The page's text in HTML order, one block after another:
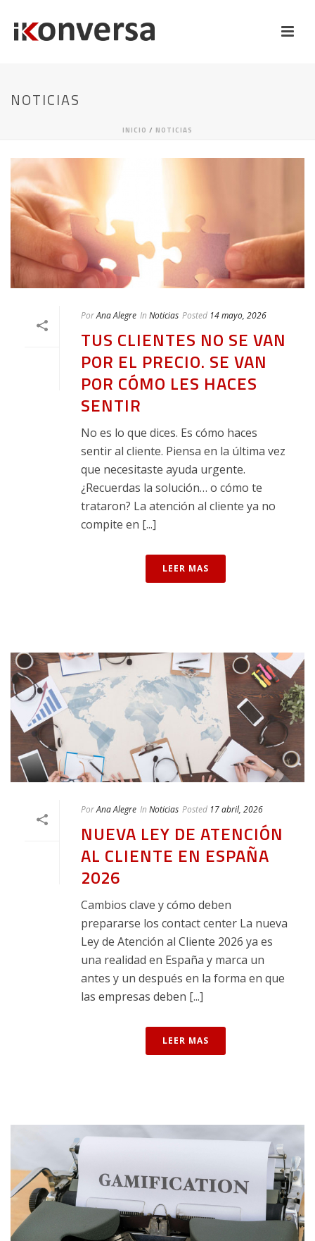
NOTICIAS
INICIO / NOTICIAS
PorAna Alegre In Noticias Posted 14 mayo, 2026
TUS CLIENTES NO SE VAN
POR EL PRECIO. SE VAN
POR CÓMO LES HACES
SENTIR
No es lo que dices. Es cómo haces
sentir al cliente. Piensa en la última vez
que necesitaste ayuda urgente.
¿Recuerdas la solución… o cómo te
trataron? La atención al cliente ya no
compite en [...]
LEER MAS
PorAna Alegre In Noticias Posted 17 abril, 2026
NUEVA LEY DE ATENCIÓN
AL CLIENTE EN ESPAÑA
2026
Cambios clave y cómo deben
prepararse los contact center La nueva
Ley de Atención al Cliente 2026 ya es
una realidad en España y marca un
antes y un después en la forma en que
las empresas deben [...]
LEER MAS